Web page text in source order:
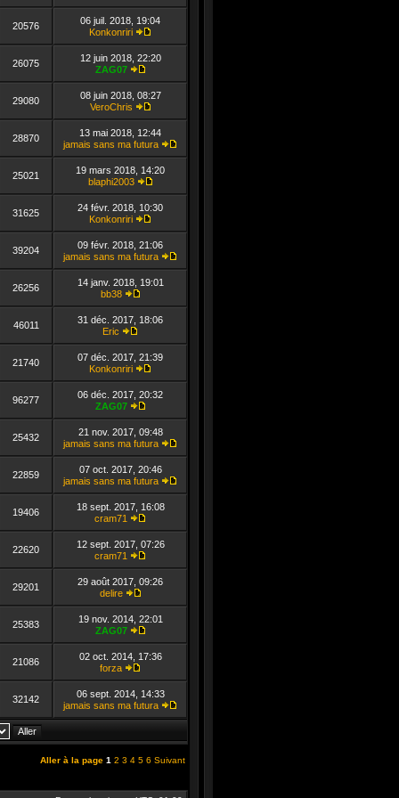
dernier
message
20576
06 juil. 2018, 19:04
Konkonriri
dernier
26075
12 juin 2018, 22:20
ZAG07
dernier
message
29080
08 juin 2018, 08:27
VeroChris
dernier
message
28870
13 mai 2018, 12:44
jamais sans ma futura
25021
19 mars 2018, 14:20
blaphi2003
dernier
31625
24 févr. 2018, 10:30
Konkonriri
dernier
message
39204
09 févr. 2018, 21:06
jamais sans ma futura
26256
14 janv. 2018, 19:01
bb38
dernier
46011
31 déc. 2017, 18:06
Eric
dernier
message
21740
07 déc. 2017, 21:39
Konkonriri
dernier
96277
06 déc. 2017, 20:32
ZAG07
dernier
message
25432
21 nov. 2017, 09:48
jamais sans ma futura
22859
07 oct. 2017, 20:46
jamais sans ma futura
19406
18 sept. 2017, 16:08
cram71
dernier
22620
12 sept. 2017, 07:26
cram71
dernier
29201
29 août 2017, 09:26
delire
dernier
message
25383
19 nov. 2014, 22:01
ZAG07
dernier
21086
02 oct. 2014, 17:36
forza
dernier
message
32142
06 sept. 2014, 14:33
jamais sans ma futura
message
Aller à la page 1 2 3 4 5 6 Suivant